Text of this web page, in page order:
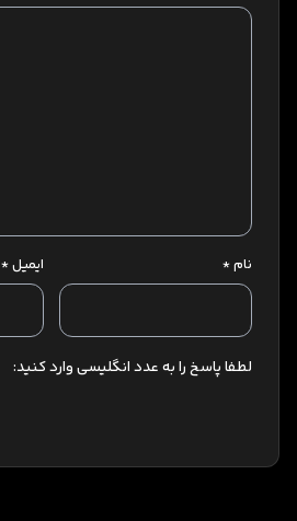
نام* ایمیل*
لطفا پاسخ را به عدد انگلیسی وارد کنید: